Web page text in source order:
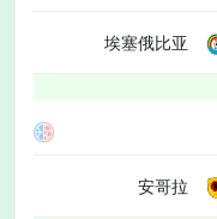
埃塞俄比亚
安哥拉